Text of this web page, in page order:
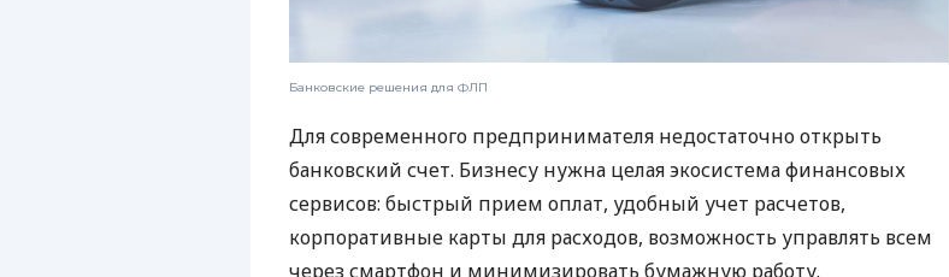
Банковские решения для ФЛП
Для современного предпринимателя недостаточно открыть
банковский счет. Бизнесу нужна целая экосистема финансовых
сервисов: быстрый прием оплат, удобный учет расчетов,
корпоративные карты для расходов, возможность управлять всем
через смартфон и минимизировать бумажную работу.